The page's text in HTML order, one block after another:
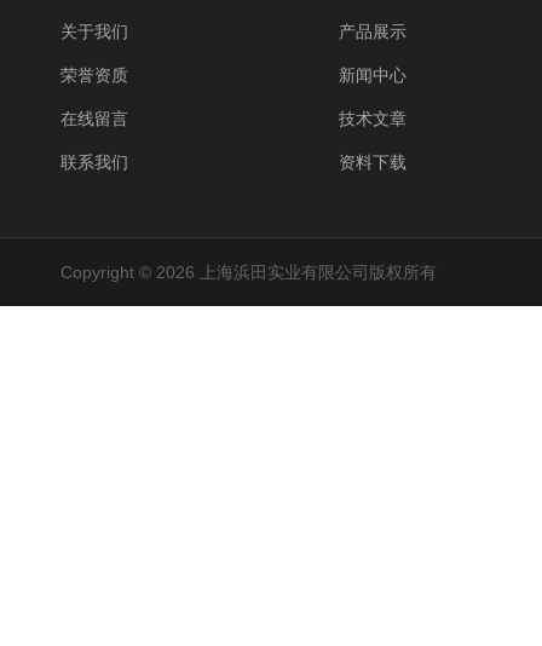
关于我们
荣誉资质
在线留言
联系我们
产品展示
新闻中心
技术文章
资料下载
Copyright © 2026 上海浜田实业有限公司版权所有